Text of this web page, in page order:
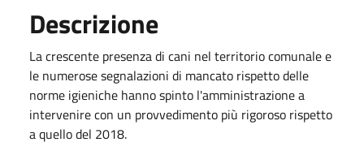
Descrizione
La crescente presenza di cani nel territorio comunale e
le numerose segnalazioni di mancato rispetto delle
norme igieniche hanno spinto l'amministrazione a
intervenire con un provvedimento più rigoroso rispetto
a quello del 2018.